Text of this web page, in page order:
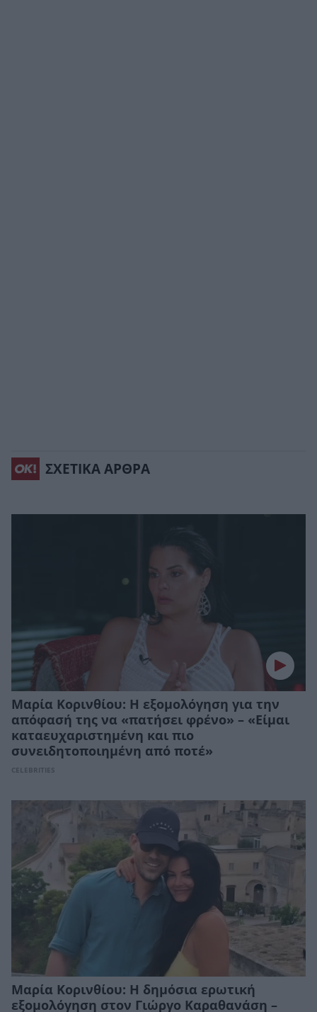
ΣΧΕΤΙΚΑ ΑΡΘΡΑ
Μαρία Κορινθίου: Η εξομολόγηση για την
απόφασή της να «πατήσει φρένο» – «Είμαι
καταευχαριστημένη και πιο
συνειδητοποιημένη από ποτέ»
CELEBRITIES
Μαρία Κορινθίου: Η δημόσια ερωτική
εξομολόγηση στον Γιώργο Καραθανάση –